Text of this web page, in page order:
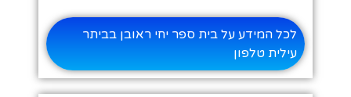
לכל המידע על בית ספר יחי ראובן בביתר
עילית טלפון